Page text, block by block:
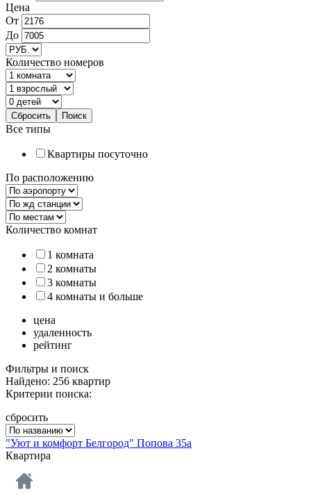
Цена
От
До
Количество номеров
Все типы
Квартиры посуточно
По расположению
Количество комнат
1 комната
2 комнаты
3 комнаты
4 комнаты и больше
цена
удаленность
рейтинг
Фильтры и поиск
Найдено: 256 квартир
Критерии поиска:
сбросить
"Уют и комфорт Белгород" Попова 35а
Квартира